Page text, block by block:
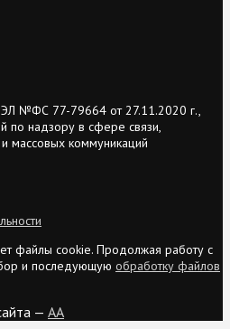
№ФС 77-79664 от 27.11.2020 г.,
по надзору в сфере связи,
массовых коммуникаций
файлы cookie. Продолжая работу с
и последующую обработку файлов
— AA